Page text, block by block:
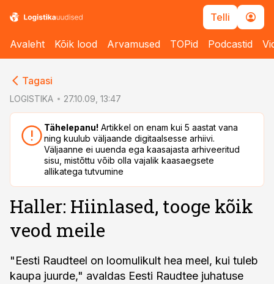
Telli
Avaleht Kõik lood Arvamused TOPid Podcastid
Tagasi
LOGISTIKA 27.10.09, 13:47
Tähelepanu! Artikkel on enam kui 5 aastat vana
ning kuulub väljaande digitaalsesse arhiivi.
Väljaanne ei uuenda ega kaasajasta arhiveeritud
sisu, mistõttu võib olla vajalik kaasaegsete
allikatega tutvumine
Haller: Hiinlased, tooge kõik
veod meile
"Eesti Raudteel on loomulikult hea meel, kui tuleb
kaupa juurde," avaldas Eesti Raudtee juhatuse